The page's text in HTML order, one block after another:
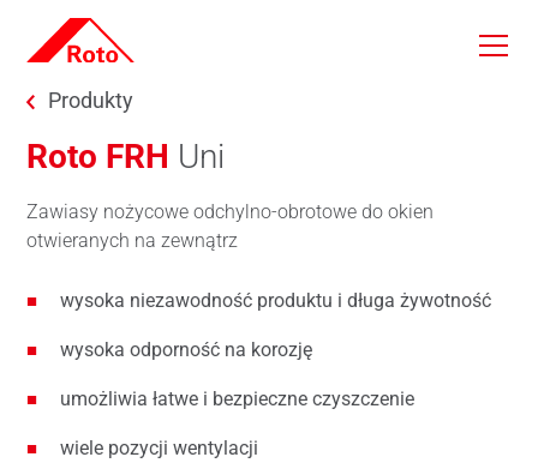
Skip to main content
You are here:
Produkty
Roto FRH Uni
Zawiasy nożycowe odchylno-obrotowe do okien
otwieranych na zewnątrz
wysoka niezawodność produktu i długa żywotność
wysoka odporność na korozję
umożliwia łatwe i bezpieczne czyszczenie
wiele pozycji wentylacji